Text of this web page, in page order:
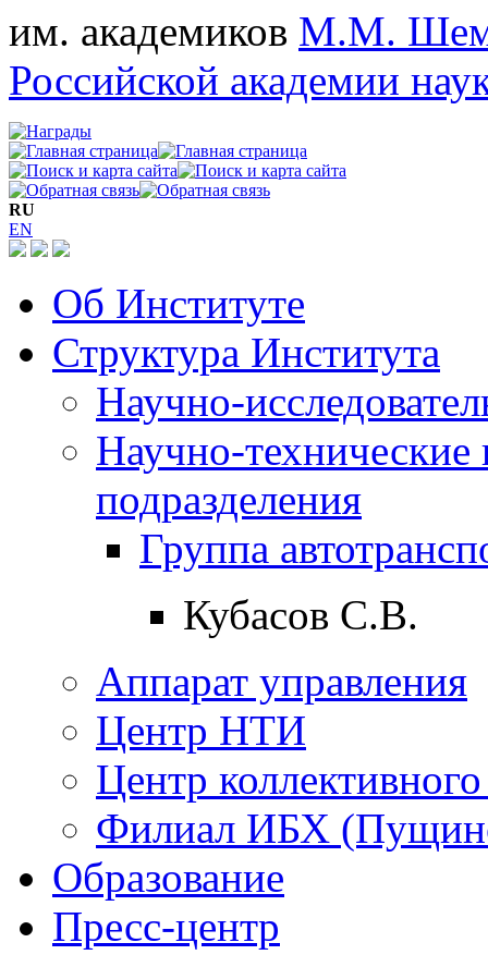
им. академиков М.М.
Российской академии
RU
EN
Об Институте
Структура Института
Научно-
Научно-технические
подразделения
Группа
Кубасов С.В.
Аппарат управления
Центр НТИ
Центр
Филиал ИБХ
Образование
Пресс-центр